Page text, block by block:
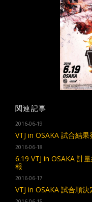
関連記事
2016-06-19
VTJ in OSAKA 試合結果
2016-06-18
6.19 VTJ in OSAKA 計
報
2016-06-17
VTJ in OSAKA 試合順決